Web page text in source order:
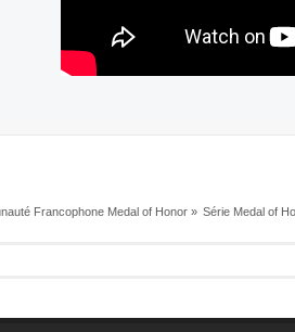
Francophone Medal of Honor» Série Medal of